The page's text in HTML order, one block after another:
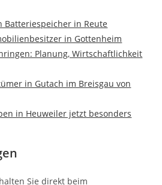
Batteriespeicher in Reute
in Gottenheim
Planung, Wirtschaftlichkeit
in Gutach im Breisgau von
in Heuweiler jetzt besonders
Sie direkt beim